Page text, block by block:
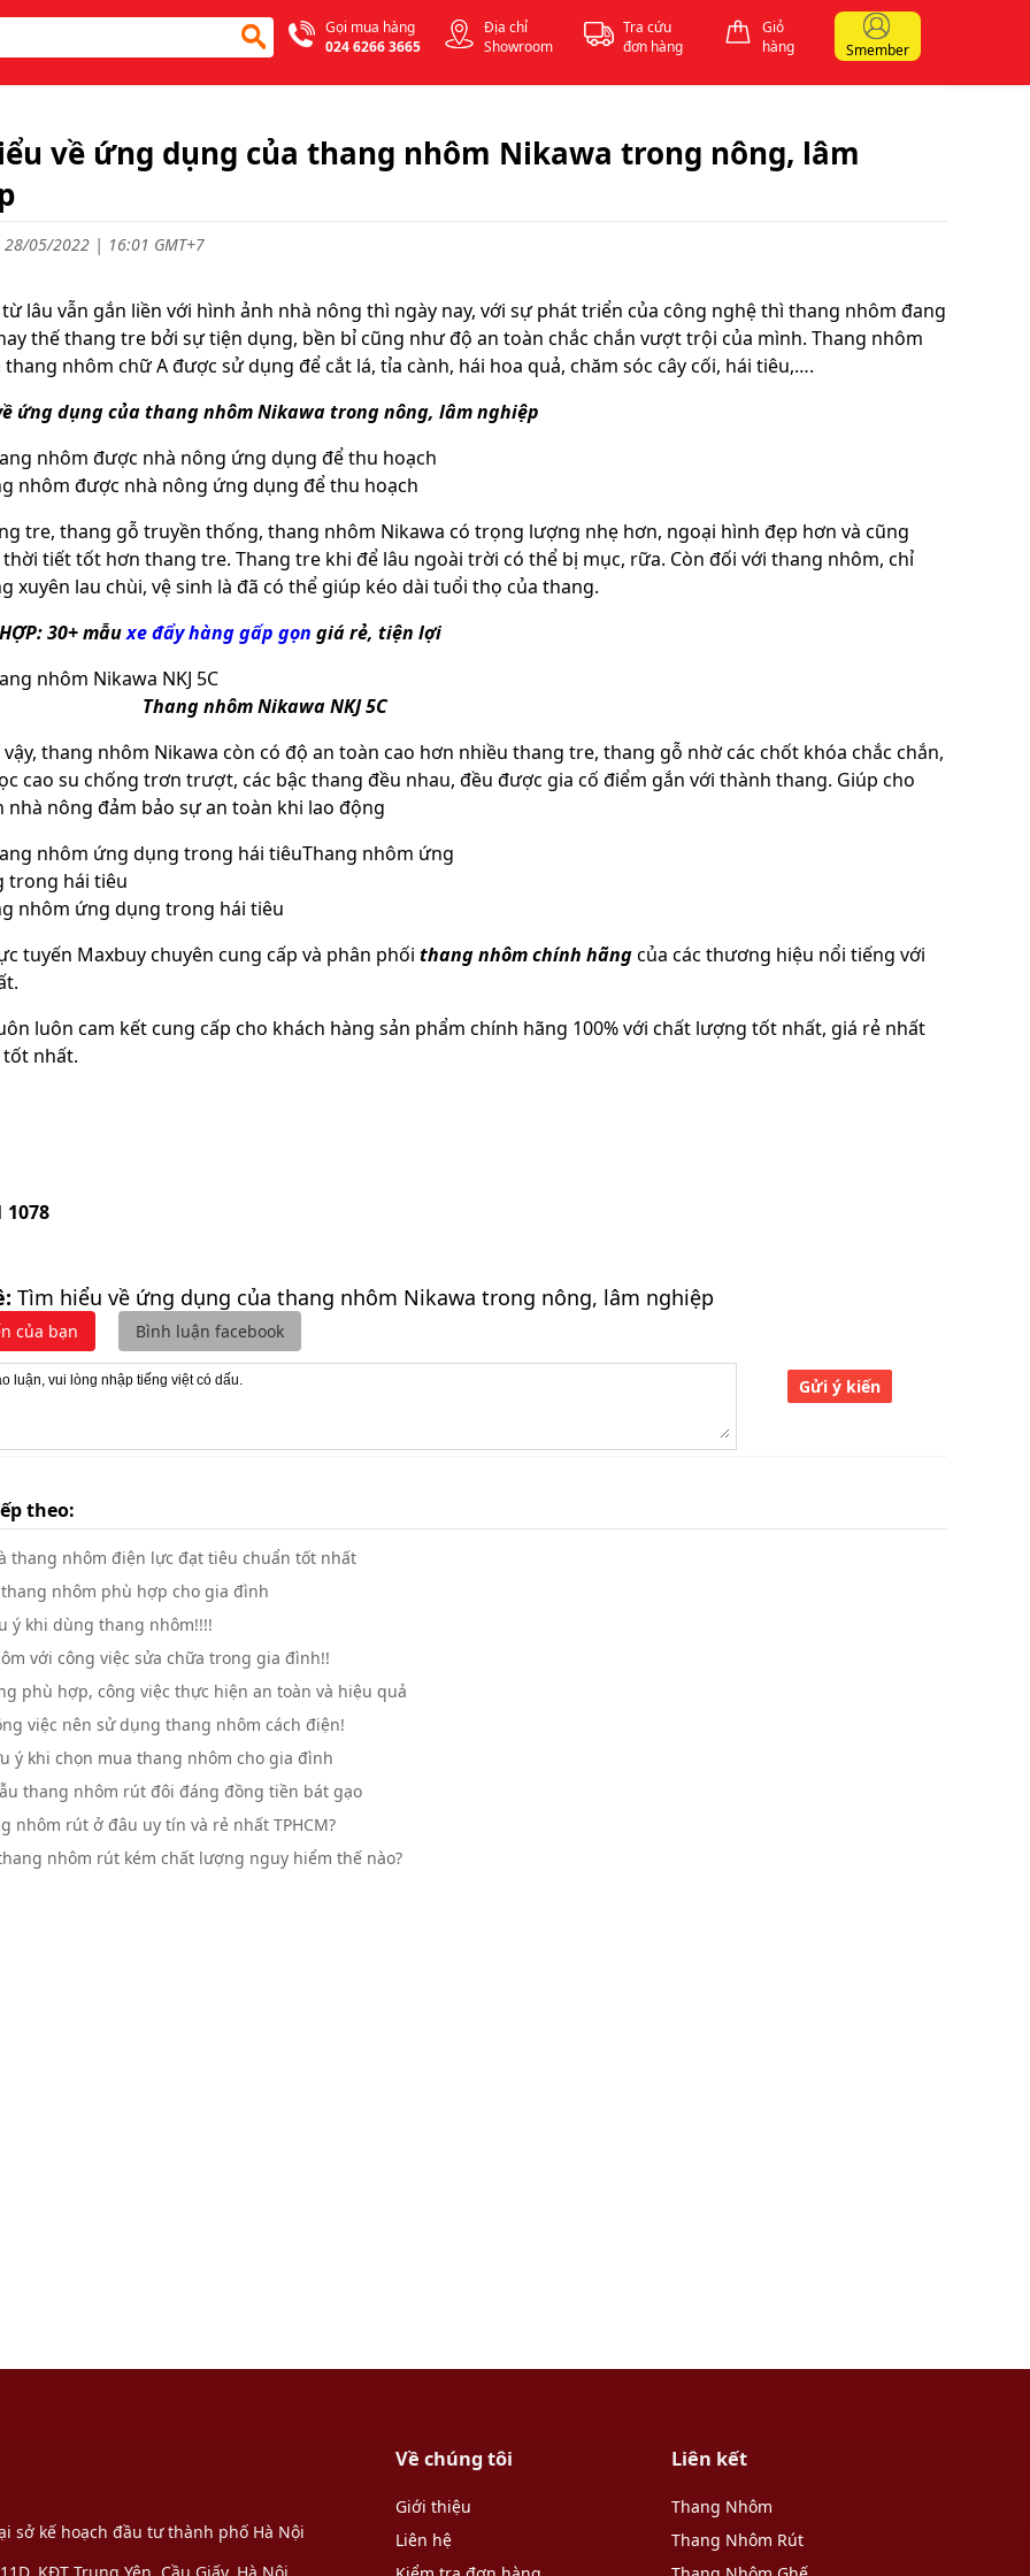
Gọi mua hàng
024 6266 3665
Địa chỉ
Showroom
Tra cứu
đơn hàng
Giỏ
hàng
Smember
về ứng dụng của thang nhôm Nikawa trong nông, lâm
28/05/2022 | 16:01 GMT+7
lâu vẫn gắn liền với hình ảnh nhà nông thì ngày nay, với sự phát triển của công nghệ thì thang nhôm đang
thế thang tre bởi sự tiện dụng, bền bỉ cũng như độ an toàn chắc chắn vượt trội của mình. Thang nhôm
thang nhôm chữ A được sử dụng để cắt lá, tỉa cành, hái hoa quả, chăm sóc cây cối, hái tiêu,….
ứng dụng của thang nhôm Nikawa trong nông, lâm nghiệp
nhôm được nhà nông ứng dụng để thu hoạch
tre, thang gỗ truyền thống, thang nhôm Nikawa có trọng lượng nhẹ hơn, ngoại hình đẹp hơn và cũng
tiết tốt hơn thang tre. Thang tre khi để lâu ngoài trời có thể bị mục, rữa. Còn đối với thang nhôm, chỉ
xuyên lau chùi, vệ sinh là đã có thể giúp kéo dài tuổi thọ của thang.
30+ mẫuxe đẩy hàng gấp gọn giá rẻ, tiện lợi
Thang nhôm Nikawa NKJ 5C
thang nhôm Nikawa còn có độ an toàn cao hơn nhiều thang tre, thang gỗ nhờ các chốt khóa chắc chắn,
cao su chống trơn trượt, các bậc thang đều nhau, đều được gia cố điểm gắn với thành thang. Giúp cho
nhà nông đảm bảo sự an toàn khi lao động
nhôm ứng dụng trong hái tiêu
tuyến Maxbuy chuyên cung cấp và phân phối thang nhôm chính hãngcủa các thương hiệu nổi tiếng với
luôn cam kết cung cấp cho khách hàng sản phẩm chính hãng 100% với chất lượng tốt nhất, giá rẻ nhất
tốt nhất.
1078
Tìm hiểu về ứng dụng của thang nhôm Nikawa trong nông, lâm nghiệp
của bạn Bình luận facebook
Gửi ý kiến
theo:
thang nhôm điện lực đạt tiêu chuẩn tốt nhất
thang nhôm phù hợp cho gia đình
ý khi dùng thang nhôm!!!!
với công việc sửa chữa trong gia đình!!
phù hợp, công việc thực hiện an toàn và hiệu quả
việc nên sử dụng thang nhôm cách điện!
ý khi chọn mua thang nhôm cho gia đình
thang nhôm rút đôi đáng đồng tiền bát gạo
nhôm rút ở đâu uy tín và rẻ nhất TPHCM?
nhôm rút kém chất lượng nguy hiểm thế nào?
sở kế hoạch đầu tư thành phố Hà Nội
Về chúng tôi
Giới thiệu
Liên hệ
Liên kết
Thang Nhôm
Thang Nhôm Rút